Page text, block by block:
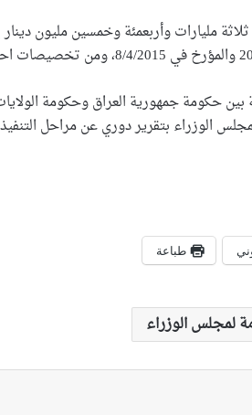
مليارات وأربعمئة وخمسين مليون
حكومة جمهورية العراق وحكومة
الوزراء بتقرير دوري عن مراحل
طباعة
لمجلس الوزراء